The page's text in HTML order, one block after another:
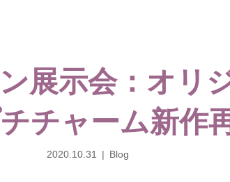
展示会：オリ
チャーム新作
2020.10.31 Blog